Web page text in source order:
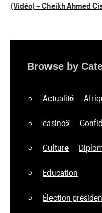
l’article
(Vidéo) – Cheikh Ahmed
Browse by
Actualité
casino2
Culture
Education
Élection